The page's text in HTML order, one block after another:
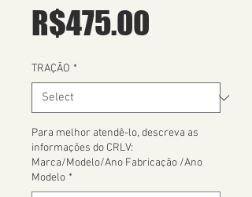
R$475.00
TRAÇÃO *
Para melhor atendê-lo, descreva as
informações do CRLV:
Marca/Modelo/Ano Fabricação /Ano
Modelo *